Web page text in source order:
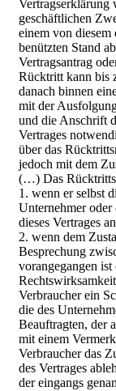
Vertragserklärung
geschäftlichen
einem von
benützten Stand
Vertragsantrag
Rücktritt kann bis
danach binnen
mit der
und die Anschrift
Vertrages
über das
jedoch mit dem
(…) Das
1. wenn er selbst
Unternehmer oder
dieses Vertrages
2. wenn dem
Besprechung
vorangegangen
Verbraucher ein
die des
Beauftragten, der
mit einem
Verbraucher das
des Vertrages
der eingangs